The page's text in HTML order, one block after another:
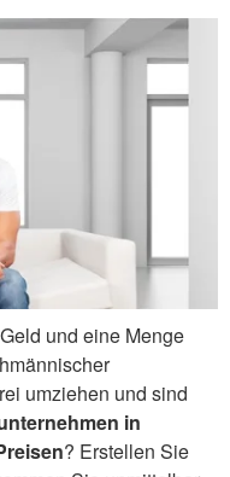
und eine Menge
umziehen und sind
in
? Erstellen Sie